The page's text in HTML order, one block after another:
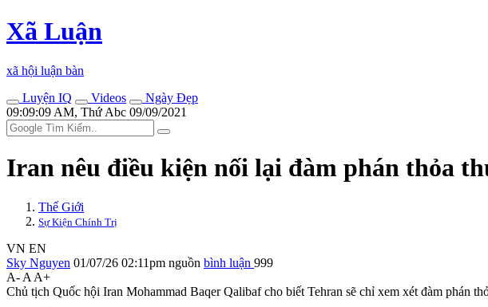
Xã Luận
xã hội luận bàn
Luyện IQ
Videos
Ngày Đẹp
09:09:09 AM, Thứ Abc 09/09/2021
Iran nêu điều kiện nối lại đàm phán thỏa
Thế Giới
Sự Kiện Chính Trị
VN EN
Sky Nguyen 01/07/26 02:11pm nguồn bình luận 999
A- A A+
Chủ tịch Quốc hội Iran Mohammad Baqer Qalibaf cho biết Tehran sẽ chỉ xem xét đàm phán